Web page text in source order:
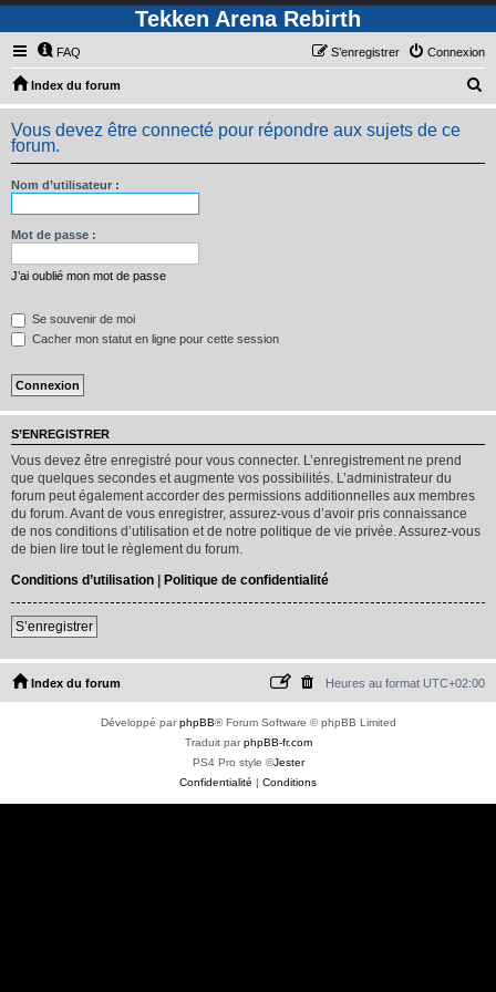
Tekken Arena Rebirth
FAQ Connexion
S’enregistrer
Index du forum
e
h
Vous devez être connecté pour répondre aux sujets de ce
forum.
Nom d’utilisateur :
Mot de passe :
J’ai oublié mon mot de passe
Se souvenir de moi
Cacher mon statut en ligne pour cette session
S’ENREGISTRER
Vous devez être enregistré pour vous connecter. L’enregistrement ne prend
que quelques secondes et augmente vos possibilités. L’administrateur du
forum peut également accorder des permissions additionnelles aux membres
du forum. Avant de vous enregistrer, assurez-vous d’avoir pris connaissance
de nos conditions d’utilisation et de notre politique de vie privée. Assurez-vous
de bien lire tout le règlement du forum.
Conditions d’utilisation | Politique de confidentialité
S’enregistrer
Index du forum Heures au format UTC+02:00
Développé parphpBB® Forum Software © phpBB Limited
Traduit parphpBB-fr.com
PS4 Pro style ©Jester
Confidentialité | Conditions